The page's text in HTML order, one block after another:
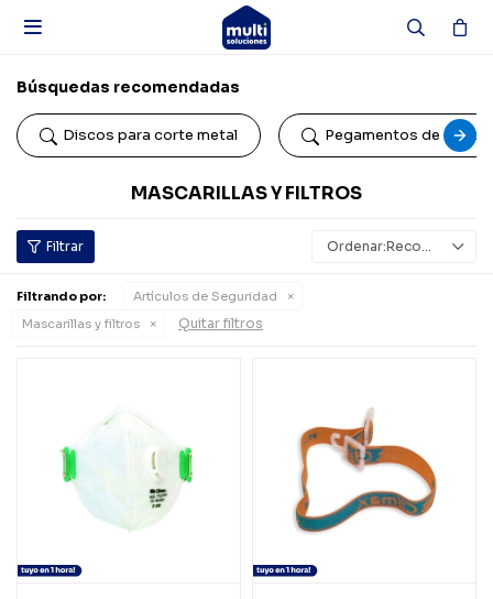

Búsquedas recomendadas
Discos para corte metal Pegamentos de
MASCARILLAS Y FILTROS
Recomendados
Filtrando por:
Artículos de Seguridad
Mascarillas y filtros
Quitar filtros